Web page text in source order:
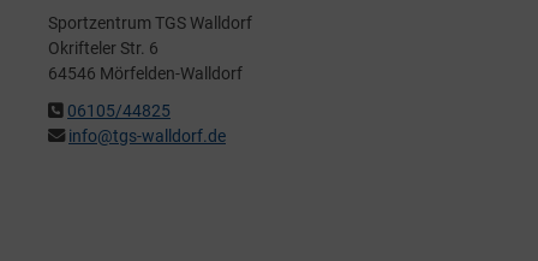
Sportzentrum TGS Walldorf
Okrifteler Str. 6
64546 Mörfelden-Walldorf
06105/44825
info@tgs-walldorf.de